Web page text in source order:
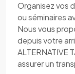
Organisez vos
ou séminaires
Nous vous
depuis votre
ALTERNATIVE
assurer un